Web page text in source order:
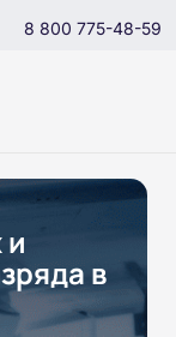
8 800 775-48-59
в